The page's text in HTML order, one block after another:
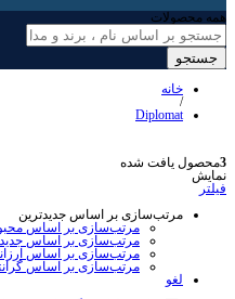
همه محصولات
جستجو
خانه
/
Diplomat
3محصول یافت شده
نمایش
فیلتر
مرتب‌سازی بر اساس جدیدترین
مرتب‌سازی بر اساس
مرتب‌سازی بر اساس
مرتب‌سازی بر اساس
مرتب‌سازی بر اساس
لغو